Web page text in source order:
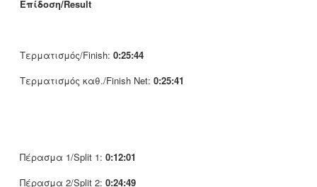
Επίδοση/Result
Τερματισμός/Finish: 0:25:44
Τερματισμός καθ./Finish Net: 0:25:41
Πέρασμα 1/Split 1: 0:12:01
Πέρασμα 2/Split 2: 0:24:49